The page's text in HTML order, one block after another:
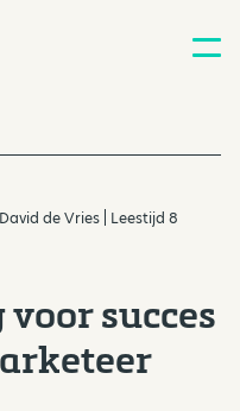
David de Vries | Leestijd 8
succes